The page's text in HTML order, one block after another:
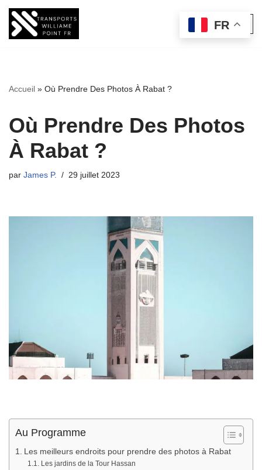
Aller
Accueil » Où Prendre Des Photos À Rabat ?
Où Prendre Des Photos
À Rabat ?
par James P. 29 juillet 2023
Au Programme
Les meilleurs endroits pour prendre des photos à Rabat
Les jardins de la Tour Hassan
FR